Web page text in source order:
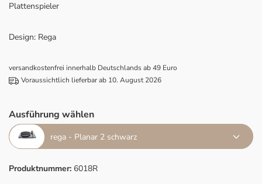
Plattenspieler
Design: Rega
versandkostenfrei innerhalb Deutschlands ab 49 Euro
Voraussichtlich lieferbar ab 10. August 2026
Ausführung wählen
rega - Planar 2 schwarz
Produktnummer: 6018R